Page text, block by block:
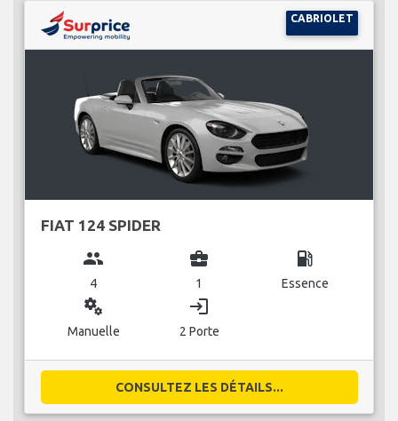
CABRIOLET
FIAT 124 SPIDER
group
4
business_center
1
local_gas_station
Essence
miscellaneous_services
Manuelle
login
2 Porte
CONSULTEZ LES DÉTAILS...